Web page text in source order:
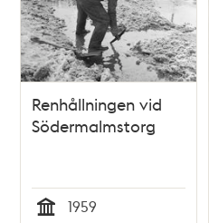
Renhållningen vid
Södermalmstorg
1959